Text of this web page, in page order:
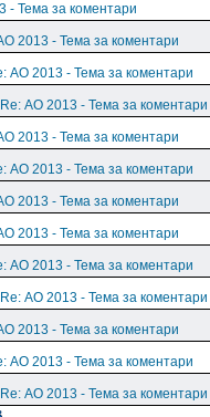
- Тема за коментари
2013 - Тема за коментари
АО 2013 - Тема за коментари
Re: АО 2013 - Тема за коментари
2013 - Тема за коментари
АО 2013 - Тема за коментари
2013 - Тема за коментари
2013 - Тема за коментари
АО 2013 - Тема за коментари
Re: АО 2013 - Тема за коментари
2013 - Тема за коментари
АО 2013 - Тема за коментари
Re: АО 2013 - Тема за коментари